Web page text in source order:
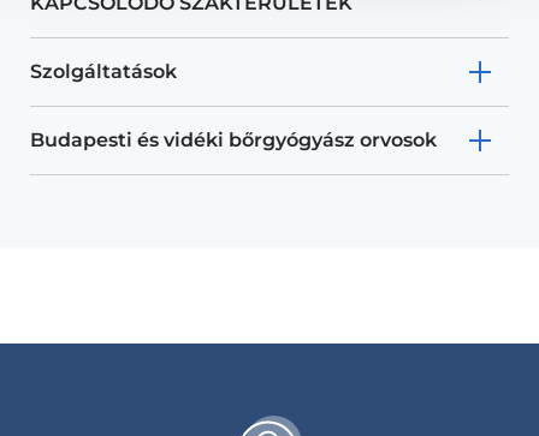
Szolgáltatások
Budapesti és vidéki bőrgyógyász orvosok